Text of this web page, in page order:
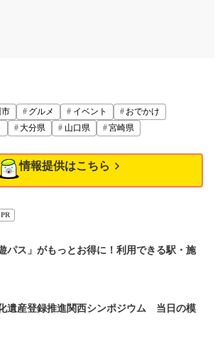
グルメ イベント
おでかけ
大分県 山口県 宮崎県
情報提供はこちら
PR
パス」がもっとお得に！利用できる駅・施
遺産登録推進関西シンポジウム 当日の模